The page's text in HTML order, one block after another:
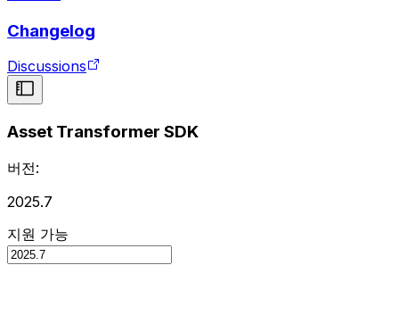
Changelog
Discussions
Asset Transformer SDK
버전:
2025.7
지원 가능